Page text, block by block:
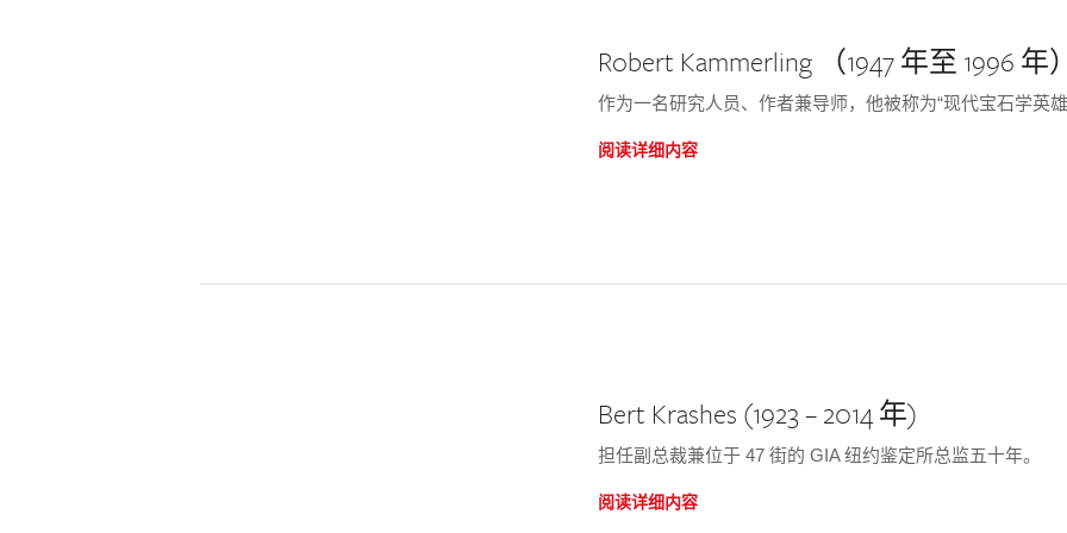
Robert Kammerling （1947 年至 1996 年
作为一名研究人员、作者兼导师，他被称为“现代宝石学英
阅读详细内容
Bert Krashes (1923 – 2014 年)
担任副总裁兼位于 47 街的 GIA 纽约鉴定所总监五十年。
阅读详细内容